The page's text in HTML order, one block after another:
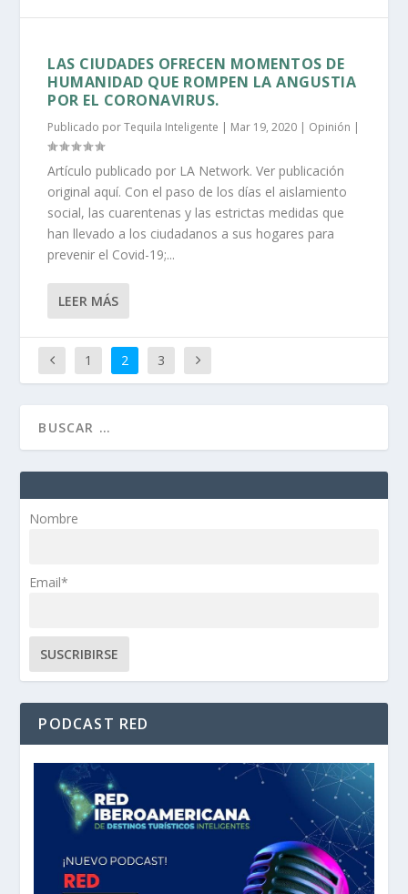
LAS CIUDADES OFRECEN MOMENTOS DE
HUMANIDAD QUE ROMPEN LA ANGUSTIA
POR EL CORONAVIRUS.
Publicado porTequila Inteligente | Mar 19, 2020 | Opinión |
Artículo publicado por LA Network. Ver publicación
original aquí. Con el paso de los días el aislamiento
social, las cuarentenas y las estrictas medidas que
han llevado a los ciudadanos a sus hogares para
prevenir el Covid-19;...
LEER MÁS
1 2 3
Nombre
Email*
PODCAST RED